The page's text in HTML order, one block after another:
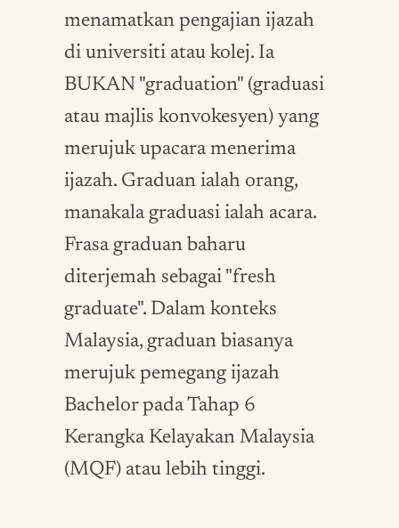
menamatkan pengajian ijazah
di universiti atau kolej. Ia
BUKAN "graduation" (graduasi
atau majlis konvokesyen) yang
merujuk upacara menerima
ijazah. Graduan ialah orang,
manakala graduasi ialah acara.
Frasa graduan baharu
diterjemah sebagai "fresh
graduate". Dalam konteks
Malaysia, graduan biasanya
merujuk pemegang ijazah
Bachelor pada Tahap 6
Kerangka Kelayakan Malaysia
(MQF) atau lebih tinggi.